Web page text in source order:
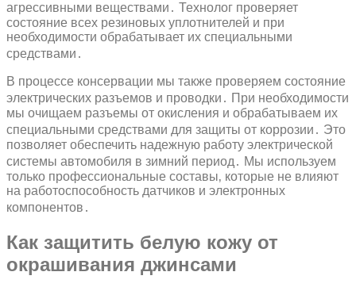
агрессивными веществами․ Технолог проверяет
состояние всех резиновых уплотнителей и при
необходимости обрабатывает их специальными
средствами․
В процессе консервации мы также проверяем состояние
электрических разъемов и проводки․ При необходимости
мы очищаем разъемы от окисления и обрабатываем их
специальными средствами для защиты от коррозии․ Это
позволяет обеспечить надежную работу электрической
системы автомобиля в зимний период․ Мы используем
только профессиональные составы‚ которые не влияют
на работоспособность датчиков и электронных
компонентов․
Как защитить белую кожу от
окрашивания джинсами